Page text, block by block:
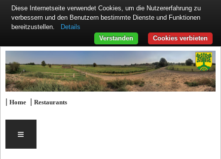
|Home |Restaurants
≡
Diese Internetseite verwendet Cookies, um die Nutzererfahrung zu
verbessern und den Benutzern bestimmte Dienste und Funktionen
bereitzustellen.
Details
Cookies verbieten
Verstanden